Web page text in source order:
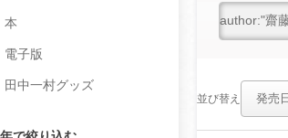
並び替え
本
電子版
田中一村グッズ